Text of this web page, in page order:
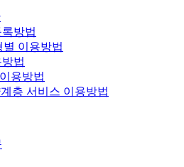
방법
별 이용방법
법
용방법
층 서비스 이용방법